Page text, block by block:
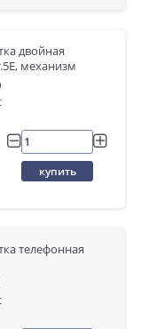
двойная
механизм
купить
телефонная